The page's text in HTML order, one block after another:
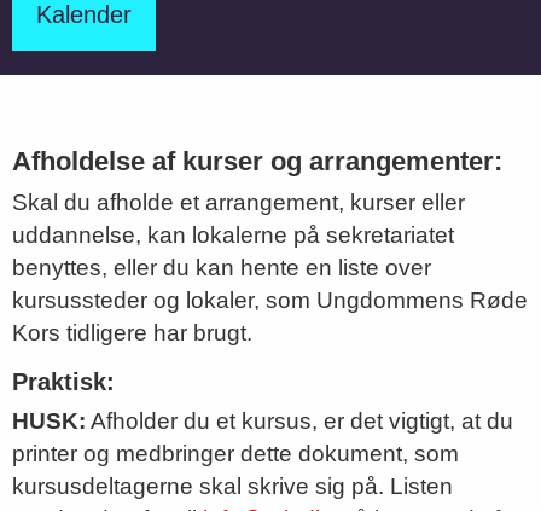
Kalender
Afholdelse af kurser og arrangementer:
Skal du afholde et arrangement, kurser eller
uddannelse, kan lokalerne på sekretariatet
benyttes, eller du kan hente en liste over
kursussteder og lokaler, som Ungdommens Røde
Kors tidligere har brugt.
Praktisk:
HUSK: Afholder du et kursus, er det vigtigt, at du
printer og medbringer dette dokument, som
kursusdeltagerne skal skrive sig på. Listen